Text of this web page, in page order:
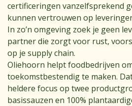
certificeringen vanzelfsprekend
kunnen vertrouwen op
In zo’n omgeving zoek je geen
partner die zorgt voor rust,
op je supply chain.
Oliehoorn helpt foodbedrijven
toekomstbestendig te maken.
heldere focus op twee
basissauzen en 100%